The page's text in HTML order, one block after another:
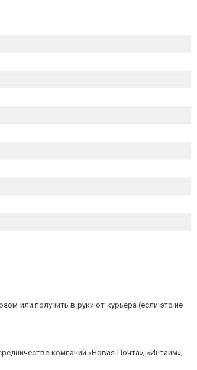
или получить в руки от курьера (если это не
компаний «Новая Почта», «Интайм»,